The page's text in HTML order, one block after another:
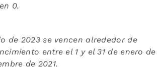
0.
de 2023 se vencen alrededor de
entre el 1 y el 31 de enero de
de 2021.